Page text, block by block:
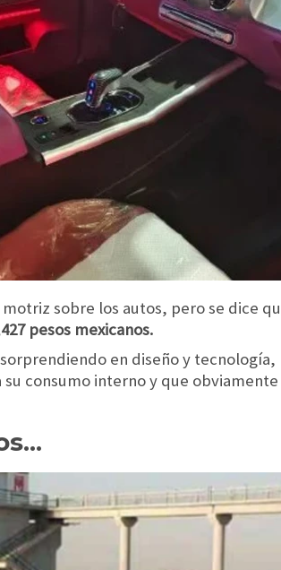
sobre los autos, pero se dice
pesos mexicanos.
en diseño y
consumo interno y que